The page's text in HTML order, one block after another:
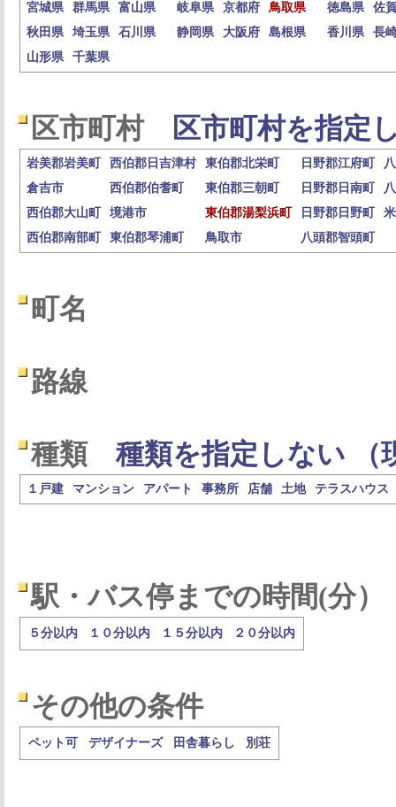
宮城県
群馬県 富山県 岐阜県 京都府 鳥取県 徳島県
佐
秋田県
埼玉県 石川県 静岡県 大阪府 島根県 香川県
長
山形県
千葉県
区市町村 区市町村を指定
岩美郡岩美町 西伯郡日吉津村 東伯郡北栄町 日野郡江府町
倉吉市
西伯郡伯耆町 東伯郡三朝町 日野郡日南町
西伯郡大山町
境港市 東伯郡湯梨浜町 日野郡日野町
西伯郡南部町
東伯郡琴浦町 鳥取市 八頭郡智頭町
町名
路線
種類 種類を指定しない （
１戸建 マンション アパート 事務所 店舗 土地 テラスハウス
駅・バス停までの時間(分）
５分以内 １０分以内 １５分以内 ２０分以内
その他の条件
ペット可 デザイナーズ 田舎暮らし 別荘